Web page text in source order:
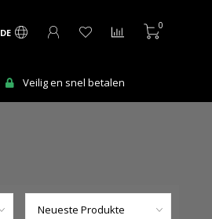
DE
0
Veilig en snel betalen